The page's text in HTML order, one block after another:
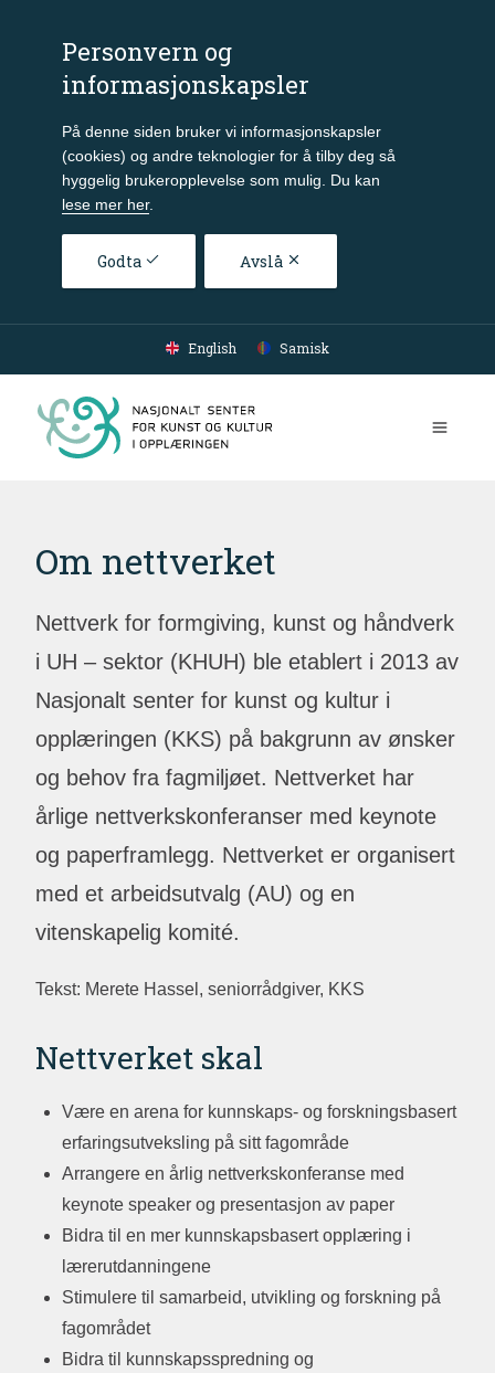
Personvern og
informasjonskapsler
På denne siden bruker vi informasjonskapsler
(cookies) og andre teknologier for å tilby deg så
hyggelig brukeropplevelse som mulig. Du kan
lese mer her.
Godta Avslå
Gå til hovedinnhold
English Samisk
Om nettverket
Nettverk for formgiving, kunst og håndverk
i UH – sektor (KHUH) ble etablert i 2013 av
Nasjonalt senter for kunst og kultur i
opplæringen (KKS) på bakgrunn av ønsker
og behov fra fagmiljøet. Nettverket har
årlige nettverkskonferanser med keynote
og paperframlegg. Nettverket er organisert
med et arbeidsutvalg (AU) og en
vitenskapelig komité.
Tekst: Merete Hassel, seniorrådgiver, KKS
Nettverket skal
Være en arena for kunnskaps- og forskningsbasert
erfaringsutveksling på sitt fagområde
Arrangere en årlig nettverkskonferanse med
keynote speaker og presentasjon av paper
Bidra til en mer kunnskapsbasert opplæring i
lærerutdanningene
Stimulere til samarbeid, utvikling og forskning på
fagområdet
Bidra til kunnskapsspredning og